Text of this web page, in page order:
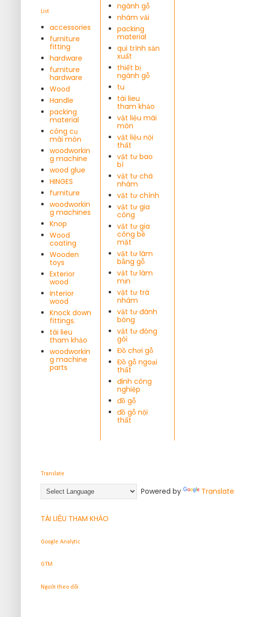
List
accessories
furniture
fitting
hardware
furniture
hardware
Wood
Handle
packing
material
công cụ
mài mòn
woodworkin
g machine
wood glue
HINGES
furniture
woodworkin
g machines
Knop
Wood
coating
Wooden
toys
Exterior
wood
Interior
wood
Knock down
fittings.
tài lieu
tham khảo
woodworkin
g machine
parts
ngành gỗ
nhám vải
packing
material
qui trình sản
xuất
thiết bị
ngành gỗ
tu
tài lieu
tham khảo
vật liệu mài
mòn
vật liệu nội
thất
vật tư bao
bì
vật tư chà
nhám
vật tư chính
vật tư gia
công
vật tư gia
công bề
mặt
vật tư làm
bằng gỗ
vật tư làm
mịn
vật tư trà
nhám
vật tư đánh
bóng
vật tư đóng
gói
Đồ chơi gỗ
Đồ gỗ ngoại
thất
đinh công
nghiệp
đồ gỗ
đồ gỗ nội
thất
Translate
Powered by Translate
TÀI LIỆU THAM KHẢO
Google Analytic
GTM
Người theo dõi